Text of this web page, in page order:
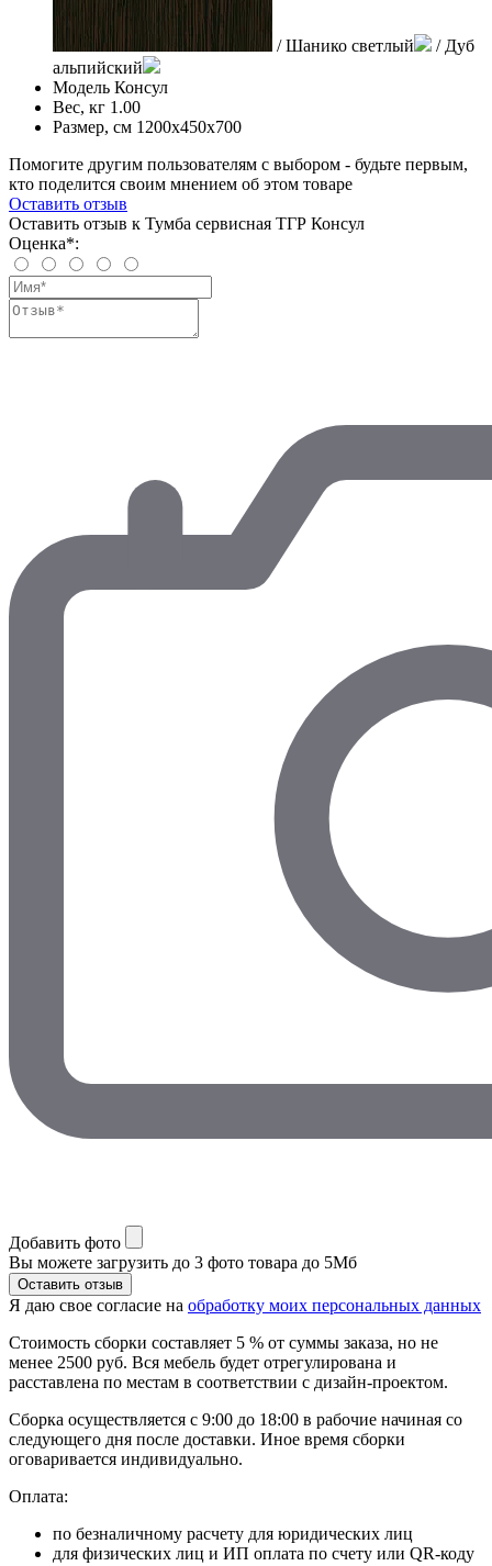
/ Шанико светлый
/ Дуб
альпийский
Модель Консул
Вес, кг 1.00
Размер, см 1200x450x700
Помогите другим пользователям с выбором - будьте первым,
кто поделится своим мнением об этом товаре
Оставить отзыв
Оставить отзыв к Тумба сервисная ТГР Консул
Оценка*:
Добавить фото
Вы можете загрузить до 3 фото товара до 5Мб
Я даю свое согласие на обработку моих персональных данных
Стоимость сборки составляет 5 % от суммы заказа, но не
менее 2500 руб. Вся мебель будет отрегулирована и
расставлена по местам в соответствии с дизайн-проектом.
Сборка осуществляется с 9:00 до 18:00 в рабочие начиная со
следующего дня после доставки. Иное время сборки
оговаривается индивидуально.
Оплата:
по безналичному расчету для юридических лиц
для физических лиц и ИП оплата по счету или QR-коду